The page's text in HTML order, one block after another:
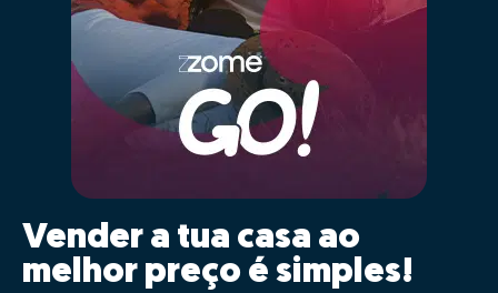
Vender a tua casa ao
melhor preço é simples!